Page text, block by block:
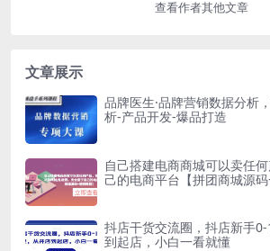
查看作者其他文章
文章展示
品牌医生·品牌营销数据分析
析-产品开发-爆品打造
自己搭建电商商城可以卖任
己的电商平台【拼团商城源码
抖店干货交流圈，抖店新手
到起店，小白一看就懂